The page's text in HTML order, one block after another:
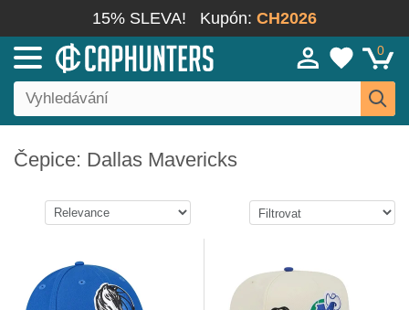
15% SLEVA! Kupón: CH2026
0
Čepice: Dallas Mavericks